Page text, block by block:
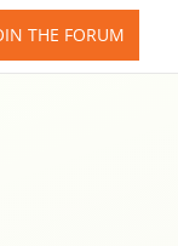
THE FORUM